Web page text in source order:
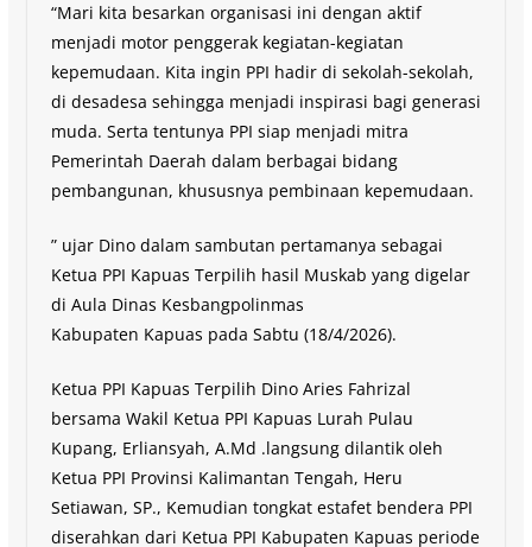
“Mari kita besarkan organisasi ini dengan aktif
menjadi motor penggerak kegiatan-kegiatan
kepemudaan. Kita ingin PPI hadir di sekolah-sekolah,
di desadesa sehingga menjadi inspirasi bagi generasi
muda. Serta tentunya PPI siap menjadi mitra
Pemerintah Daerah dalam berbagai bidang
pembangunan, khususnya pembinaan kepemudaan.
” ujar Dino dalam sambutan pertamanya sebagai
Ketua PPI Kapuas Terpilih hasil Muskab yang digelar
di Aula Dinas Kesbangpolinmas
Kabupaten Kapuas pada Sabtu (18/4/2026).
Ketua PPI Kapuas Terpilih Dino Aries Fahrizal
bersama Wakil Ketua PPI Kapuas Lurah Pulau
Kupang, Erliansyah, A.Md .langsung dilantik oleh
Ketua PPI Provinsi Kalimantan Tengah, Heru
Setiawan, SP., Kemudian tongkat estafet bendera PPI
diserahkan dari Ketua PPI Kabupaten Kapuas periode